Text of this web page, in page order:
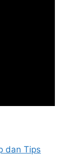
dan Tips